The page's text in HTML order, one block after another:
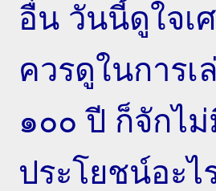
อื่น วันนี้ดูใจเ
ควรดูในการ
๑๐๐ ปี ก็จักไ
ประโยชน์อะ